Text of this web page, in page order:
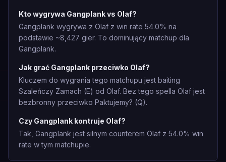
Kto wygrywa Gangplank vs Olaf?
Gangplank wygrywa z Olaf z win rate 54.0% na
podstawie ~8,427 gier. To dominujący matchup dla
Gangplank.
Jak grać Gangplank przeciwko Olaf?
Kluczem do wygrania tego matchupu jest baiting
Szaleńczy Zamach (E) od Olaf. Bez tego spella Olaf jest
bezbronny przeciwko Paktujemy? (Q).
Czy Gangplank kontruje Olaf?
Tak, Gangplank jest silnym counterem Olaf z 54.0% win
rate w tym matchupie.